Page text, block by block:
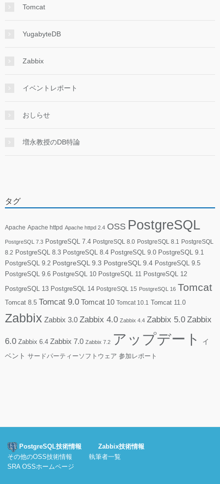
Tomcat
YugabyteDB
Zabbix
イベントレポート
おしらせ
増永教授のDB特論
タグ
Apache Apache httpd Apache httpd 2.4 OSS PostgreSQL
PostgreSQL 7.3 PostgreSQL 7.4 PostgreSQL 8.0 PostgreSQL 8.1
PostgreSQL
8.2 PostgreSQL 8.3 PostgreSQL 8.4 PostgreSQL 9.0 PostgreSQL 9.1
PostgreSQL 9.2 PostgreSQL 9.3 PostgreSQL 9.4 PostgreSQL 9.5
PostgreSQL 9.6 PostgreSQL 10 PostgreSQL 11 PostgreSQL 12
PostgreSQL 13 PostgreSQL 14 PostgreSQL 15 PostgreSQL 16 Tomcat
Tomcat 8.5 Tomcat 9.0 Tomcat 10 Tomcat 10.1 Tomcat 11.0
Zabbix Zabbix 3.0 Zabbix 4.0 Zabbix 4.4 Zabbix 5.0 Zabbix
6.0 Zabbix 6.4 Zabbix 7.0 Zabbix 7.2 アップデート
イ
ベント サードパーティーソフトウェア 参加レポート
PostgreSQL技術情報
Zabbix技術情報
その他のOSS技術情報
執筆者一覧
SRA OSSホームページ